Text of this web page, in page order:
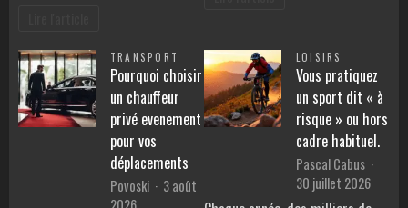
TRANSPORT
Pourquoi choisir
un chauffeur
privé evenement
pour vos
déplacements
Povoski
3 août
LOISIRS
Vous pratiquez
un sport dit « à
risque » ou hors
cadre habituel.
Pascal Cabus
30 juillet 2026